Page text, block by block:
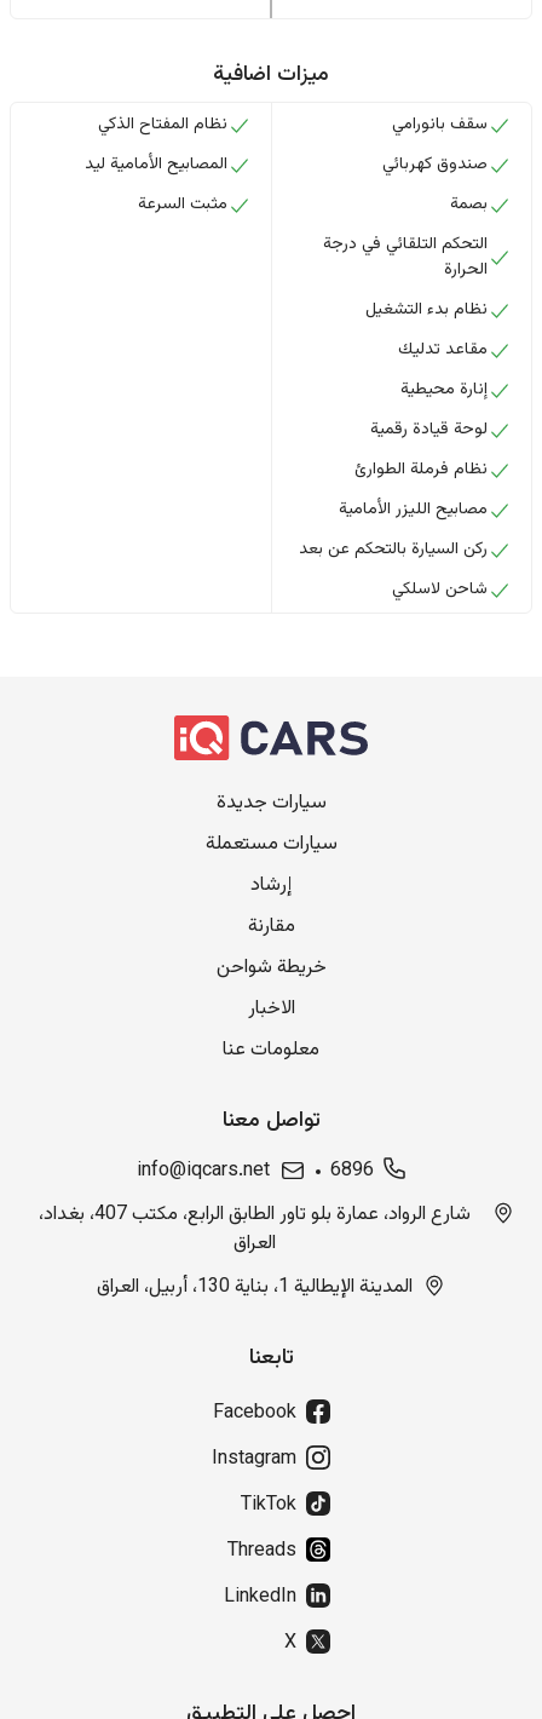
ميزات اضافية
سقف بانورامي
صندوق كهربائي
بصمة
التحكم التلقائي في درجة
الحرارة
نظام بدء التشغيل
مقاعد تدليك
إنارة محيطية
لوحة قيادة رقمية
نظام فرملة الطوارئ
مصابيح الليزر الأمامية
ركن السيارة بالتحكم عن بعد
شاحن لاسلكي
نظام المفتاح الذكي
المصابيح الأمامية ليد
مثبت السرعة
سيارات جديدة
سيارات مستعملة
إرشاد
مقارنة
خريطة شواحن
الاخبار
معلومات عنا
تواصل معنا
6896
info@iqcars.net
شارع الرواد، عمارة بلو تاور الطابق الرابع، مكتب 407، بغداد،
العراق
المدينة الإيطالية 1، بناية 130، أربيل، العراق
تابعنا
Facebook
Instagram
TikTok
Threads
LinkedIn
X